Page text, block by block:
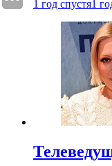
1 год спустя1